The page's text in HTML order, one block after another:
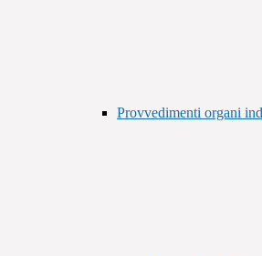
Provvedimenti organi